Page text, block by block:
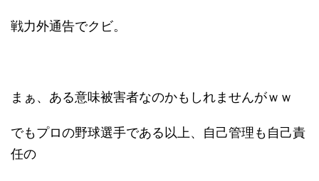
戦力外通告でクビ。
まぁ、ある意味被害者なのかもしれませんがｗｗ
でもプロの野球選手である以上、自己管理も自己責
任の